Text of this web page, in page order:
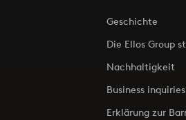
Geschichte
Die Ellos Group
Nachhaltigkeit
Business inquiries
Erklärung zur